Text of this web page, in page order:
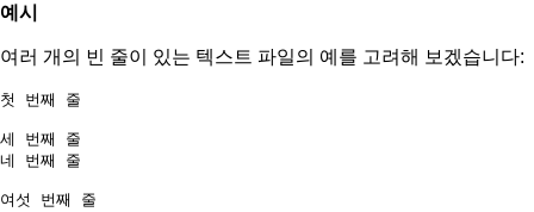
예시
여러 개의 빈 줄이 있는 텍스트 파일의 예를 고려해 보겠습니다:
첫 번째 줄
세 번째 줄
네 번째 줄